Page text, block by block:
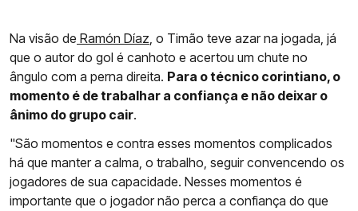
Na visão de Ramón Díaz, o Timão teve azar na jogada, já
que o autor do gol é canhoto e acertou um chute no
ângulo com a perna direita. Para o técnico corintiano, o
momento é de trabalhar a confiança e não deixar o
ânimo do grupo cair.
"São momentos e contra esses momentos complicados
há que manter a calma, o trabalho, seguir convencendo os
jogadores de sua capacidade. Nesses momentos é
importante que o jogador não perca a confiança do que